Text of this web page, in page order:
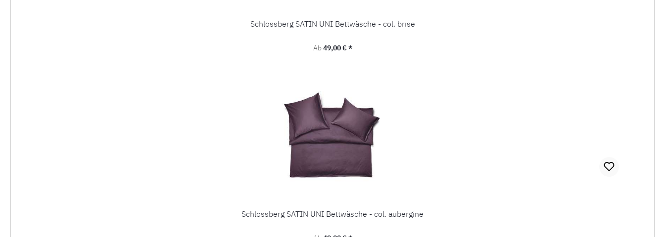
Schlossberg SATIN UNI Bettwäsche - col. brise
Regulärer Preis:
Ab49,00 € *
Schlossberg SATIN UNI Bettwäsche - col. aubergine